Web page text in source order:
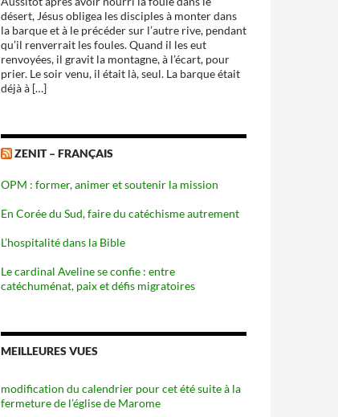
désert, Jésus obligea les disciples à monter dans
la barque et à le précéder sur l’autre rive, pendant
qu’il renverrait les foules. Quand il les eut
renvoyées, il gravit la montagne, à l’écart, pour
prier. Le soir venu, il était là, seul. La barque était
déjà à […]
ZENIT – FRANÇAIS
OPM : former, animer et soutenir la mission
En Corée du Sud, faire du catéchisme autrement
L’hospitalité dans la Bible
Le cardinal Aveline se confie : entre
catéchuménat, paix et défis migratoires
MEILLEURES VUES
modification du calendrier pour cet été suite à la
fermeture de l’église de Marome